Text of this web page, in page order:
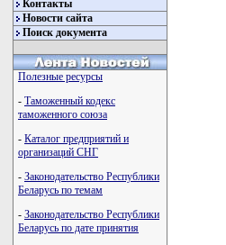
Контакты
Новости сайта
Поиск документа
Полезные ресурсы
- Таможенный кодекс
таможенного союза
- Каталог предприятий и
организаций СНГ
- Законодательство Республики
Беларусь по темам
- Законодательство Республики
Беларусь по дате принятия